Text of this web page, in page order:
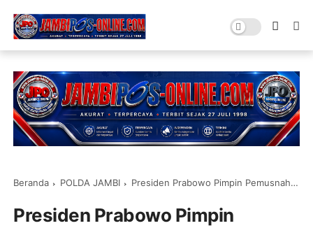
Beranda POLDA JAMBI Presiden Prabowo Pimpin Pemusnahan 214,84 Ton Narkoba Senilai Rp29,37 Triliun
Presiden Prabowo Pimpin